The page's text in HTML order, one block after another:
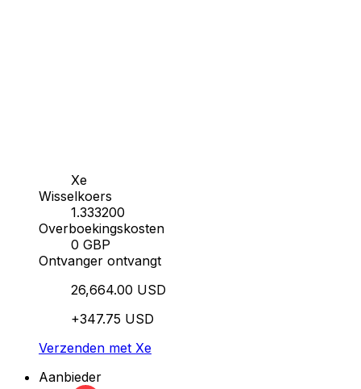
Xe
Wisselkoers
1.333200
Overboekingskosten
0 GBP
Ontvanger ontvangt
26,664.00 USD
+347.75 USD
Verzenden met Xe
Aanbieder